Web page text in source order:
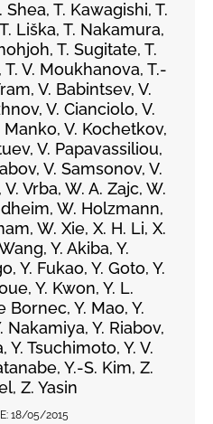
T. Kawagishi, T.
Liška, T. Nakamura,
T. Sugitate, T.
V. Moukhanova, T.-
V. Babintsev, V.
V. Cianciolo, V.
V. Kochetkov,
V. Papavassiliou,
V. Samsonov, V.
Vrba, W. A. Zajc, W.
W. Holzmann,
W. Xie, X. H. Li, X.
Y. Akiba, Y.
Y. Fukao, Y. Goto, Y.
Y. Kwon, Y. L.
Bornec, Y. Mao, Y.
Nakamiya, Y. Riabov,
Y. Tsuchimoto, Y. V.
Y.-S. Kim, Z.
Z. Yasin
18/05/2015